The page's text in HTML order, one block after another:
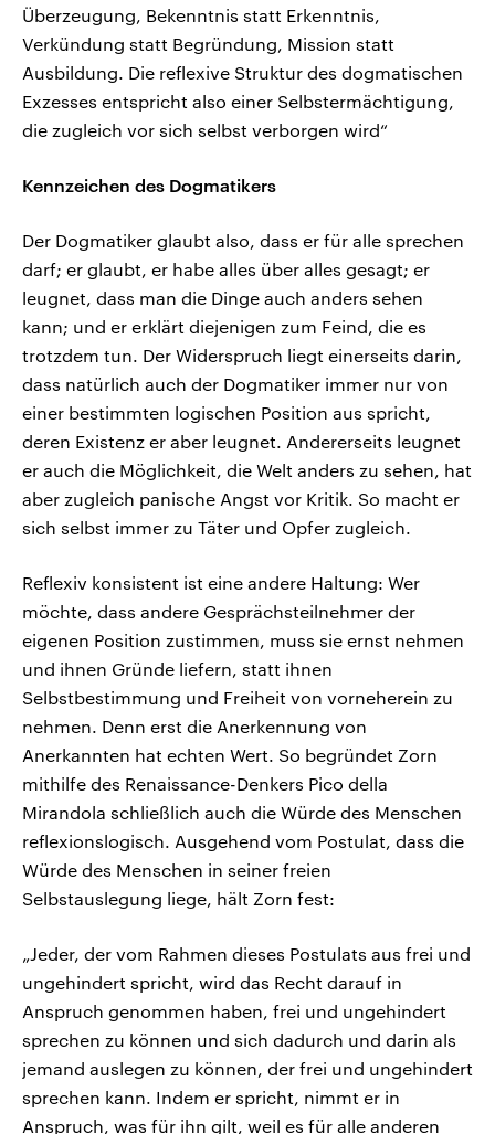
Überzeugung, Bekenntnis statt Erkenntnis,
Verkündung statt Begründung, Mission statt
Ausbildung. Die reflexive Struktur des dogmatischen
Exzesses entspricht also einer Selbstermächtigung,
die zugleich vor sich selbst verborgen wird“
Kennzeichen des Dogmatikers
Der Dogmatiker glaubt also, dass er für alle sprechen
darf; er glaubt, er habe alles über alles gesagt; er
leugnet, dass man die Dinge auch anders sehen
kann; und er erklärt diejenigen zum Feind, die es
trotzdem tun. Der Widerspruch liegt einerseits darin,
dass natürlich auch der Dogmatiker immer nur von
einer bestimmten logischen Position aus spricht,
deren Existenz er aber leugnet. Andererseits leugnet
er auch die Möglichkeit, die Welt anders zu sehen, hat
aber zugleich panische Angst vor Kritik. So macht er
sich selbst immer zu Täter und Opfer zugleich.
Reflexiv konsistent ist eine andere Haltung: Wer
möchte, dass andere Gesprächsteilnehmer der
eigenen Position zustimmen, muss sie ernst nehmen
und ihnen Gründe liefern, statt ihnen
Selbstbestimmung und Freiheit von vorneherein zu
nehmen. Denn erst die Anerkennung von
Anerkannten hat echten Wert. So begründet Zorn
mithilfe des Renaissance-Denkers Pico della
Mirandola schließlich auch die Würde des Menschen
reflexionslogisch. Ausgehend vom Postulat, dass die
Würde des Menschen in seiner freien
Selbstauslegung liege, hält Zorn fest:
„Jeder, der vom Rahmen dieses Postulats aus frei und
ungehindert spricht, wird das Recht darauf in
Anspruch genommen haben, frei und ungehindert
sprechen zu können und sich dadurch und darin als
jemand auslegen zu können, der frei und ungehindert
sprechen kann. Indem er spricht, nimmt er in
Anspruch, was für ihn gilt, weil es für alle anderen